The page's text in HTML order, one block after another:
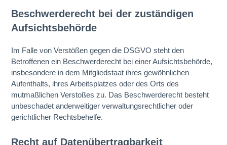
Beschwerde­recht bei der zuständigen
Aufsichts­behörde
Im Falle von Verstößen gegen die DSGVO steht den
Betroffenen ein Beschwerderecht bei einer Aufsichtsbehörde,
insbesondere in dem Mitgliedstaat ihres gewöhnlichen
Aufenthalts, ihres Arbeitsplatzes oder des Orts des
mutmaßlichen Verstoßes zu. Das Beschwerderecht besteht
unbeschadet anderweitiger verwaltungsrechtlicher oder
gerichtlicher Rechtsbehelfe.
Recht auf Daten­übertrag­barkeit